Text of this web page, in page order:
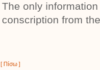
The only
conscription from
[ Πίσω ]